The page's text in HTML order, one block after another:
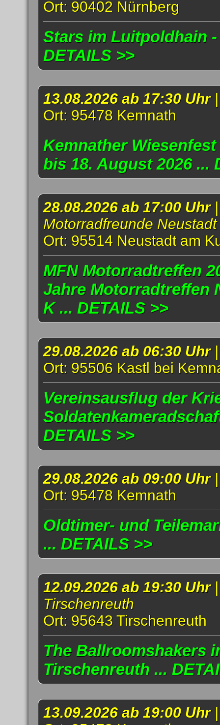
Ort: 90402 Nürnberg
Stars im Luitpoldhain
DETAILS >>
13.08.2026 ab 17:30 Uhr
Ort: 95478 Kemnath
Kemnather Wiesenfest
bis 18. August 2026 ...
28.08.2026 ab 17:00 Uhr |
Motorradfreunde
Ort: 95514 Neustadt am
MFN Motorradtreffen
Jahre Motorradtreffen
K ... DETAILS >>
29.08.2026 ab 06:30 Uhr
Ort: 95506 Kastl bei
Vereinsausflug der
DETAILS >>
29.08.2026 ab 09:00 Uhr
Ort: 95478 Kemnath
Oldtimer- und
... DETAILS >>
12.09.2026 ab 19:30 Uhr
Tirschenreuth
Ort: 95643 Tirschenreuth
The Ballroomshakers
Tirschenreuth ...
13.09.2026 ab 19:00 Uhr